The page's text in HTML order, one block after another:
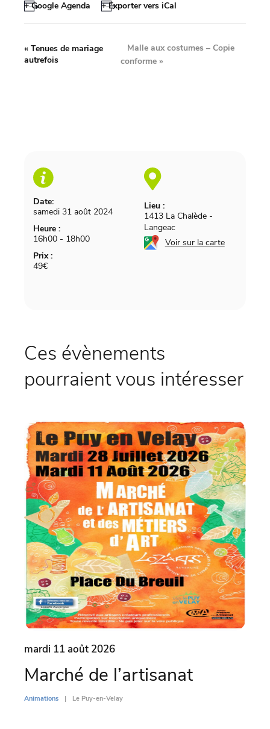
+ Google Agenda + Exporter vers iCal
Date:
samedi 31 août 2024
Heure :
16h00 - 18h00
Prix :
49€
Lieu :
1413 La Chalède -
Langeac
Voir sur la carte
« Tenues de mariage
autrefois
Malle aux costumes – Copie
conforme »
Ces évènements
pourraient vous intéresser
mardi 11 août 2026
Marché de l’artisanat
Animations Le Puy-en-Velay